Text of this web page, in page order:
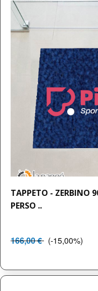
TAPPETO - ZERBINO
PERSO ..
166,00 € (-15,00%)